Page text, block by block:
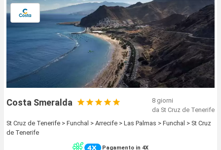
Costa Smeralda
8 giorni
da St Cruz de Tenerife
St Cruz de Tenerife > Funchal > Arrecife > Las Palmas > Funchal > St Cruz
de Tenerife
Pagamento in 4X